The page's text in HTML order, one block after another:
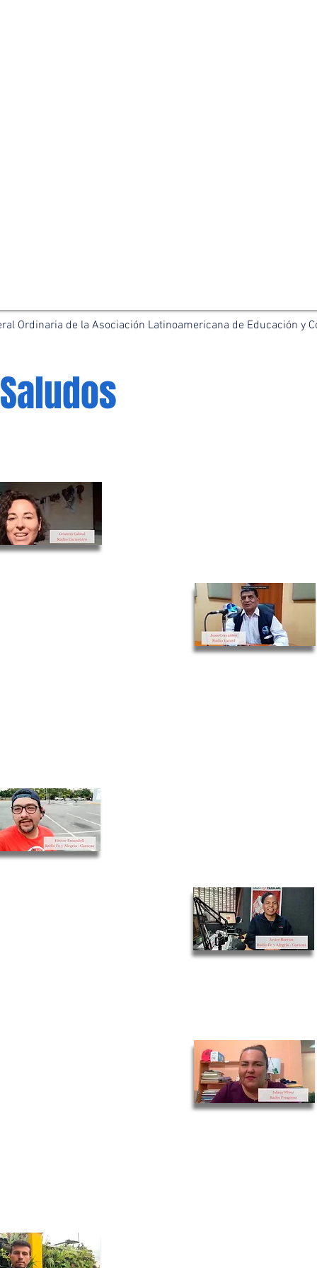
Ordinaria de la Asociación Latinoamericana de Educación y
Saludos